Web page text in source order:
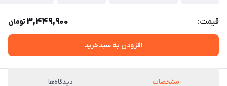
قیمت: 3,449,900تومان
افزودن به سبدخرید
مشخصات دیدگاه‌ها